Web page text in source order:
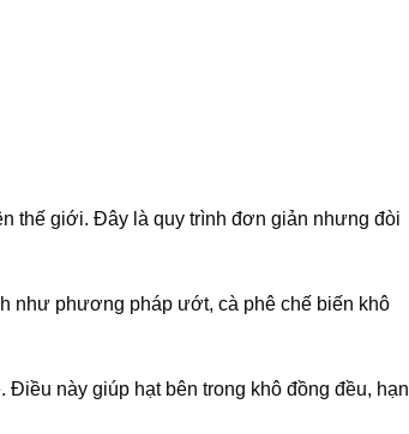
thế giới. Đây là quy trình đơn giản nhưng đòi
như phương pháp ướt, cà phê chế biến khô
này giúp hạt bên trong khô đồng đều, hạn